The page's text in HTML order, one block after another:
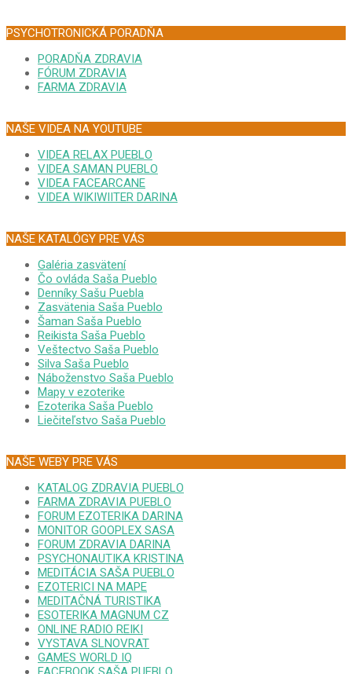
PSYCHOTRONICKÁ PORADŇA
PORADŇA ZDRAVIA
FÓRUM ZDRAVIA
FARMA ZDRAVIA
NAŠE VIDEA NA YOUTUBE
VIDEA RELAX PUEBLO
VIDEA SAMAN PUEBLO
VIDEA FACEARCANE
VIDEA WIKIWIITER DARINA
NAŠE KATALÓGY PRE VÁS
Galéria zasvätení
Čo ovláda Saša Pueblo
Denníky Sašu Puebla
Zasvätenia Saša Pueblo
Šaman Saša Pueblo
Reikista Saša Pueblo
Veštectvo Saša Pueblo
Silva Saša Pueblo
Náboženstvo Saša Pueblo
Mapy v ezoterike
Ezoterika Saša Pueblo
Liečiteľstvo Saša Pueblo
NAŠE WEBY PRE VÁS
KATALOG ZDRAVIA PUEBLO
FARMA ZDRAVIA PUEBLO
FORUM EZOTERIKA DARINA
MONITOR GOOPLEX SASA
FORUM ZDRAVIA DARINA
PSYCHONAUTIKA KRISTINA
MEDITÁCIA SAŠA PUEBLO
EZOTERICI NA MAPE
MEDITAČNÁ TURISTIKA
ESOTERIKA MAGNUM CZ
ONLINE RADIO REIKI
VYSTAVA SLNOVRAT
GAMES WORLD IQ